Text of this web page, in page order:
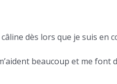
dès lors que je suis en
beaucoup et me font